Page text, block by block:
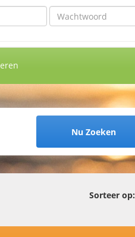
Wachtwoord
Nu Zoeken
Sorteer op: